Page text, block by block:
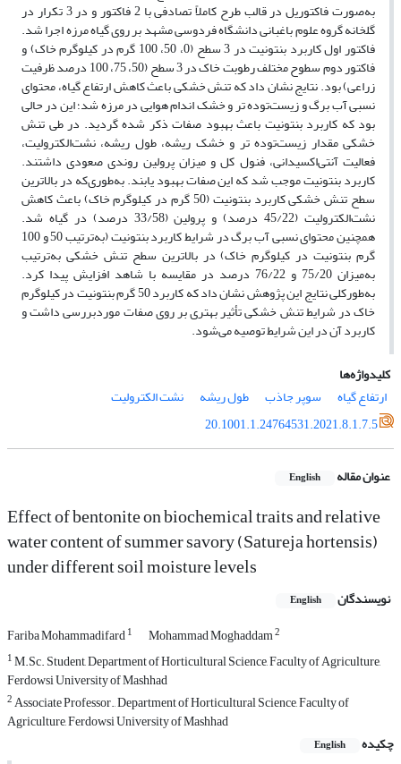
به‌صورت فاکتوریل در قالب طرح کاملاً تصادفی با 2 فاکتور و در 3 تکرار در
گلخانه گروه علوم باغبانی دانشگاه فردوسی مشهد بر روی گیاه مرزه اجرا شد.
فاکتور اول کاربرد بنتونیت در 3 سطح (0، 50، 100 گرم در کیلوگرم خاک) و
فاکتور دوم سطوح مختلف رطوبت خاک در 3 سطح (50، 75، 100 درصد ظرفیت
زراعی) بود. نتایج نشان داد که تنش خشکی باعث کاهش ارتفاع گیاه، محتوای
نسبی آب برگ و زیست‌توده تر و خشک اندام هوایی در مرزه شد؛ این در حالی
بود که کاربرد بنتونیت باعث بهبود صفات ذکر شده گردید. در طی تنش
خشکی مقدار زیست‌توده تر و خشک ریشه، طول ریشه، نشت‌الکترولیت،
فعالیت آنتی‌اکسیدانی، فنول کل و میزان پرولین روندی صعودی داشتند.
کاربرد بنتونیت موجب شد که این صفات بهبود یابند. به‌طوری‌که در بالاترین
سطح تنش خشکی کاربرد بنتونیت (50 گرم در کیلوگرم خاک) باعث کاهش
نشت‌الکترولیت (45/22 درصد) و پرولین (33/58 درصد) در گیاه شد.
همچنین محتوای نسبی آب برگ در شرایط کاربرد بنتونیت (به‌ترتیب 50 و 100
گرم بنتونیت در کیلوگرم خاک) در بالاترین سطح تنش خشکی به‌ترتیب
به‌میزان 75/20 و 76/22 درصد در مقایسه با شاهد افزایش پیدا کرد.
به‌طورکلی نتایج این پژوهش نشان داد که کاربرد 50 گرم بنتونیت در کیلوگرم
خاک در شرایط تنش خشکی تأثیر بهتری بر روی صفات موردبررسی داشت و
کاربرد آن در این شرایط توصیه می‌شود.
کلیدواژه‌ها
ارتفاع گیاه
سوپر جاذب طول ریشه
نشت الکترولیت
20.1001.1.24764531.2021.8.1.7.5
عنوان مقاله English
Effect of bentonite on biochemical traits and relative
water content of summer savory (Satureja hortensis)
under different soil moisture levels
نویسندگان English
Fariba Mohammadifard1 Mohammad Moghaddam2
1M.Sc. Student, Department of Horticultural Science, Faculty of Agriculture,
Ferdowsi University of Mashhad
2Associate Professor., Department of Horticultural Science, Faculty of
Agriculture, Ferdowsi University of Mashhad
چکیده
English